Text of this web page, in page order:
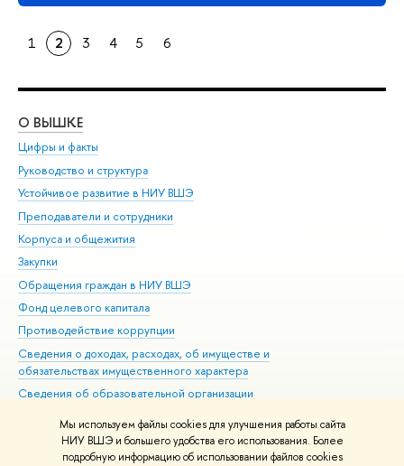
Мы используем файлы cookies для улучшения работы сайта
НИУ ВШЭ и большего удобства его использования. Более
подробную информацию об использовании файлов cookies
1 2 3 4 5 6
О ВЫШКЕ
Цифры и факты
Руководство и структура
Устойчивое развитие в НИУ ВШЭ
Преподаватели и сотрудники
Корпуса и общежития
Закупки
Обращения граждан в НИУ ВШЭ
Фонд целевого капитала
Противодействие коррупции
Сведения о доходах, расходах, об имуществе и
обязательствах имущественного характера
Сведения об образовательной организации
Людям с ограниченными возможностями здоровья
Единая платежная страница
Работа в Вышке